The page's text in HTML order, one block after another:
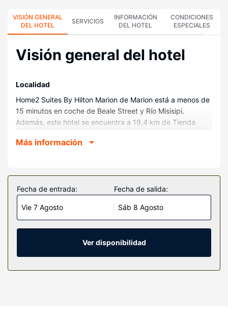
VISIÓN GENERAL
DEL HOTEL
SERVICIOS
INFORMACIÓN
DEL HOTEL
CONDICIONES
ESPECIALES
Visión general del hotel
Localidad
Home2 Suites By Hilton Marion de Marion está a menos de
15 minutos en coche de Beale Street y Río Misisipi.
Además, este hotel se encuentra a 19,4 km de Tienda
Peabody Memphis.
Mantén el contacto con los tuyos gracias a la la conexión
wifi gratis.
No te pierdas las instalaciones recreativas a tu disposición,
que incluyen gimnasio y piscina al aire libre de temporada.
Todos los días se sirve un desayuno gratuito.
Más información
Fecha de entrada:
Vie 7 Agosto
Fecha de salida:
Sáb 8 Agosto
Ver disponibilidad